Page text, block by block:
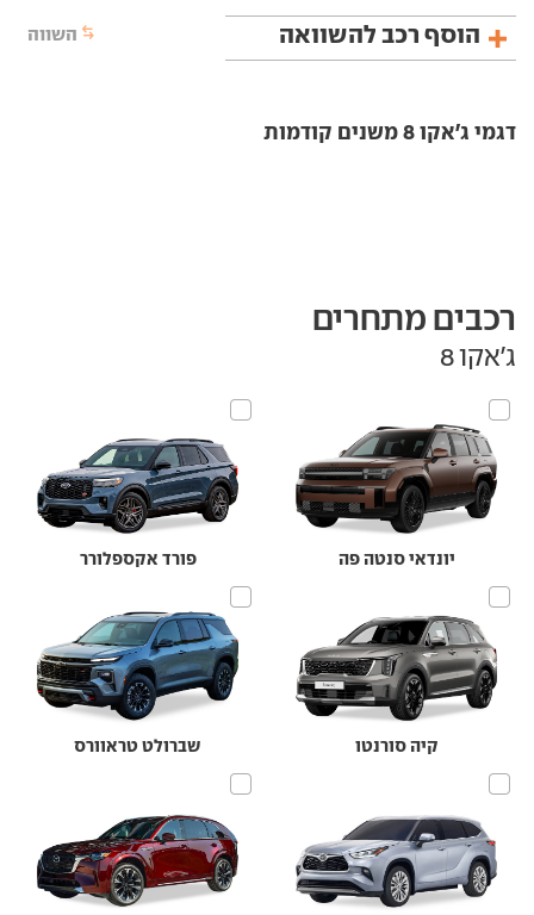
הוסף רכב להשוואה השווה
דגמי ג'אקו 8 משנים קודמות
רכבים מתחרים
ג'אקו 8
יונדאי סנטה פה פורד אקספלורר
קיה סורנטו שברולט טראוורס